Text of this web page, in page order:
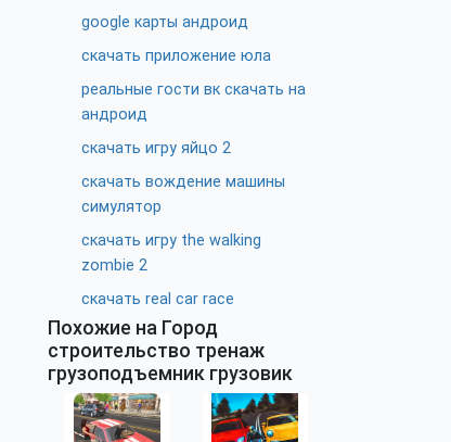
google карты андроид
скачать приложение юла
реальные гости вк скачать на
андроид
скачать игру яйцо 2
скачать вождение машины
симулятор
скачать игру the walking
zombie 2
скачать real car race
Похожие на Город
строительство тренаж
грузоподъемник грузовик